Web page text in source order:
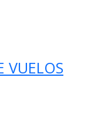
VUELOS